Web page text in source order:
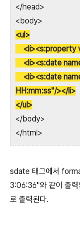
</head>
<body>
<ul>
<li><s:property
<li><s:date
<li><s:date
HH:mm:ss"/></li>
</ul>
</body>
</html>
sdate 태그에서
3:06:36"와 같이 출
로 출력된다.